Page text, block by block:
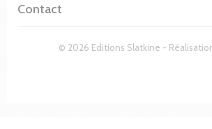
© 2026 Editions Slatkine -
Contact